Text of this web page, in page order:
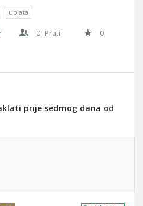
uplata
0 Prati
0
prije sedmog dana od